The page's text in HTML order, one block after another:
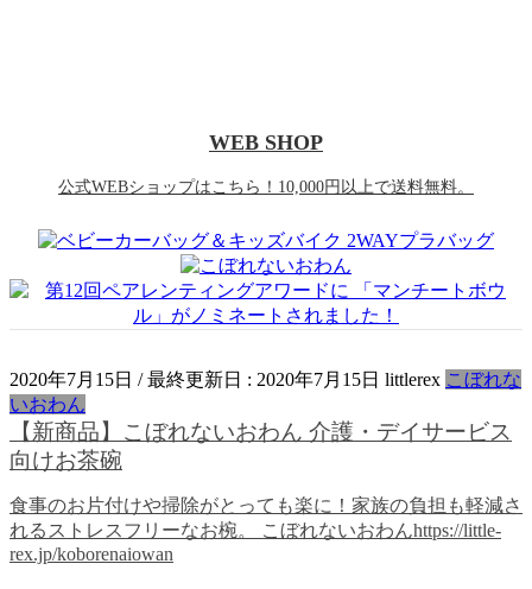
WEB SHOP
公式WEBショップはこちら！10,000円以上で送料無料。
2020年7月15日 / 最終更新日 : 2020年7月15日 littlerex こぼれな
いおわん
【新商品】こぼれないおわん 介護・デイサービス
向けお茶碗
食事のお片付けや掃除がとっても楽に！家族の負担も軽減さ
れるストレスフリーなお椀。 こぼれないおわんhttps://little-
rex.jp/koborenaiowan